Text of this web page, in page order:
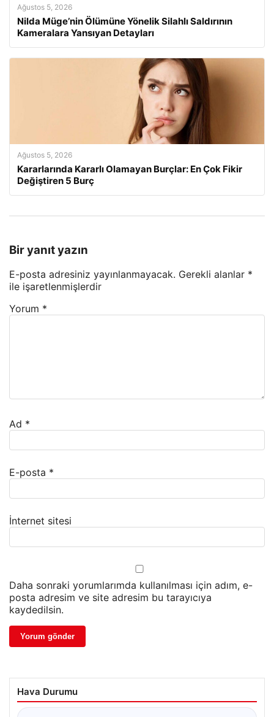
Ağustos 5, 2026
Nilda Müge’nin Ölümüne Yönelik Silahlı Saldırının
Kameralara Yansıyan Detayları
Ağustos 5, 2026
Kararlarında Kararlı Olamayan Burçlar: En Çok Fikir
Değiştiren 5 Burç
Bir yanıt yazın
E-posta adresiniz yayınlanmayacak. Gerekli alanlar *
ile işaretlenmişlerdir
Yorum *
Ad *
E-posta *
İnternet sitesi
Daha sonraki yorumlarımda kullanılması için adım, e-
posta adresim ve site adresim bu tarayıcıya
kaydedilsin.
Hava Durumu